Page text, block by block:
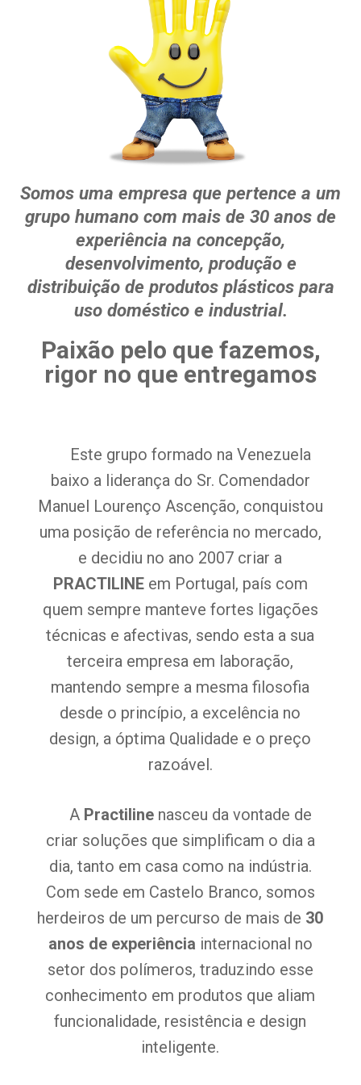
Somos uma empresa que pertence a um
grupo humano com mais de 30 anos de
experiência na concepção,
desenvolvimento, produção e
distribuição de produtos plásticos para
uso doméstico e industrial.
Paixão pelo que fazemos,
rigor no que entregamos
Este grupo formado na Venezuela
baixo a liderança do Sr. Comendador
Manuel Lourenço Ascenção, conquistou
uma posição de referência no mercado,
e decidiu no ano 2007 criar a
PRACTILINEem Portugal, país com
quem sempre manteve fortes ligações
técnicas e afectivas, sendo esta a sua
terceira empresa em laboração,
mantendo sempre a mesma filosofia
desde o princípio, a excelência no
design, a óptima Qualidade e o preço
razoável.
A Practilinenasceu da vontade de
criar soluções que simplificam o dia a
dia, tanto em casa como na indústria.
Com sede em Castelo Branco, somos
herdeiros de um percurso de mais de 30
anos de experiência internacional no
setor dos polímeros, traduzindo esse
conhecimento em produtos que aliam
funcionalidade, resistência e design
inteligente.